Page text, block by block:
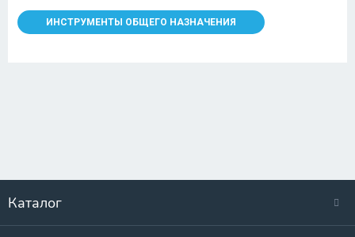
ИНСТРУМЕНТЫ ОБЩЕГО НАЗНАЧЕНИЯ
Каталог